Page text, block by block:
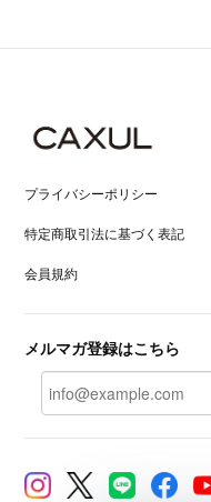
プライバシーポリシー
特定商取引法に基づく表記
会員規約
メルマガ登録はこちら